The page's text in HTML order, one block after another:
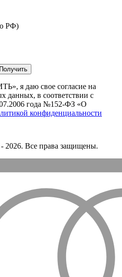
РФ)
я даю свое согласие на
данных, в соответствии с
года №152-ФЗ «О
конфиденциальности
2026. Все права защищены.